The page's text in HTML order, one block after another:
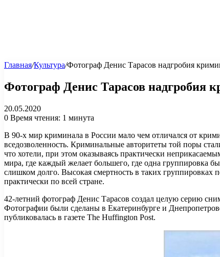
Главная/Культура/Фотограф Денис Тарасов надгробия
Фотограф Денис Тарасов надгробия
20.05.2020
0 Время чтения: 1 минута
В 90-х мир криминала в России мало чем отличался от
вседозволенность. Криминальные авторитеты той поры
что хотели, при этом оказываясь практически
мира, где каждый желает большего, где одна группировка
слишком долго. Высокая смертность в таких
практически по всей стране.
42-летний фотограф Денис Тарасов создал целую серию
Фотографии были сделаны в Екатеринбурге и
публиковалась в газете The Huffington Post.